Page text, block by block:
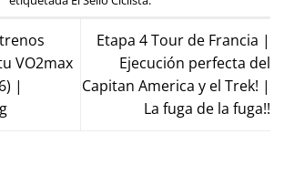
VO2max
|
Etapa 4 Tour de Francia |
Ejecución perfecta del
Capitan America y el Trek! |
La fuga de la fuga!!